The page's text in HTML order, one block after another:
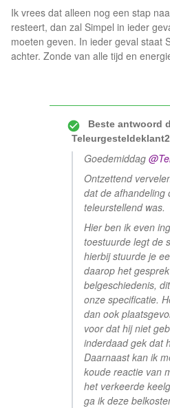
Ik vrees dat alleen nog een stap
resteert, dan zal Simpel in ieder
moeten geven. In ieder geval staat
achter. Zonde van alle tijd en
Beste antwoord
Goedemiddag
Ontzettend
dat de afhandeling
teleurstellend was.
Hier ben ik even
toestuurde legt de
hierbij stuurde je
daarop het
belgeschiedenis,
onze specificatie.
dan ook
voor dat hij niet
inderdaad gek dat
Daarnaast kan ik
koude reactie van
het verkeerde
ga ik deze